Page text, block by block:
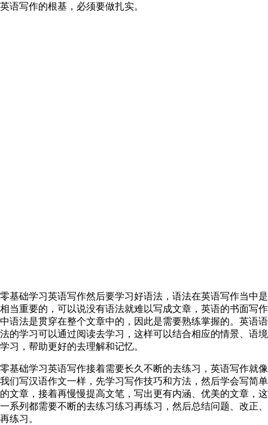
英语写作的根基，必须要做扎实。
零基础学习英语写作然后要学习好语法，语法在英语写作当中是
相当重要的，可以说没有语法就难以写成文章，英语的书面写作
中语法是贯穿在整个文章中的，因此是需要熟练掌握的。英语语
法的学习可以通过阅读去学习，这样可以结合相应的情景、语境
学习，帮助更好的去理解和记忆。
零基础学习英语写作接着需要长久不断的去练习，英语写作就像
我们写汉语作文一样，先学习写作技巧和方法，然后学会写简单
的文章，接着再慢慢提高文笔，写出更有内涵、优美的文章，这
一系列都需要不断的去练习练习再练习，然后总结问题、改正、
再练习。